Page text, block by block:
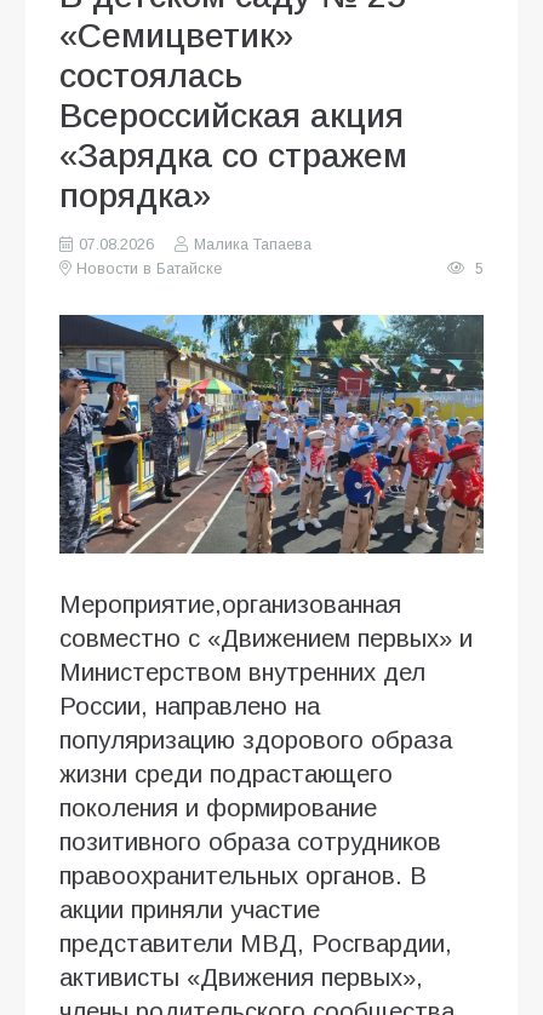
«Семицветик»
состоялась
Всероссийская акция
«Зарядка со стражем
порядка»
07.08.2026
Малика Тапаева
Новости в Батайске
5
Мероприятие,организованная
совместно с «Движением первых» и
Министерством внутренних дел
России, направлено на
популяризацию здорового образа
жизни среди подрастающего
поколения и формирование
позитивного образа сотрудников
правоохранительных органов. В
акции приняли участие
представители МВД, Росгвардии,
активисты «Движения первых»,